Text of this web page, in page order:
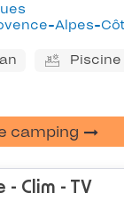
Alpes-Côte
Piscine
camping
- Clim - TV